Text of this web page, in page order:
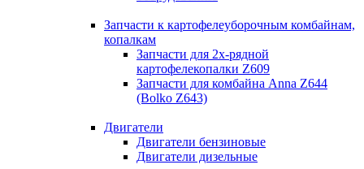
Запчасти к картофелеуборочным комбайнам,
копалкам
Запчасти для 2х-рядной
картофелекопалки Z609
Запчасти для комбайна Anna Z644
(Bolko Z643)
Двигатели
Двигатели бензиновые
Двигатели дизельные